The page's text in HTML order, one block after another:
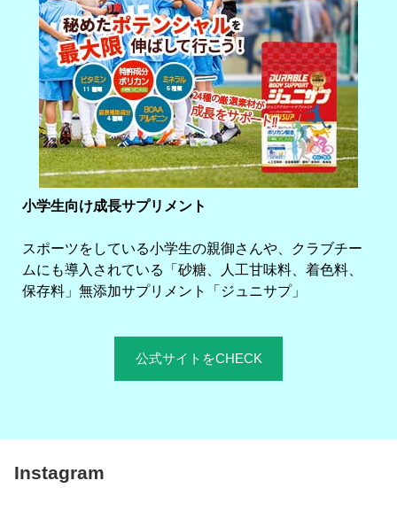
小学生向け成長サプリメント
スポーツをしている小学生の親御さんや、クラブチー
ムにも導入されている「砂糖、人工甘味料、着色料、
保存料」無添加サプリメント「ジュニサプ」
公式サイトをCHECK
Instagram